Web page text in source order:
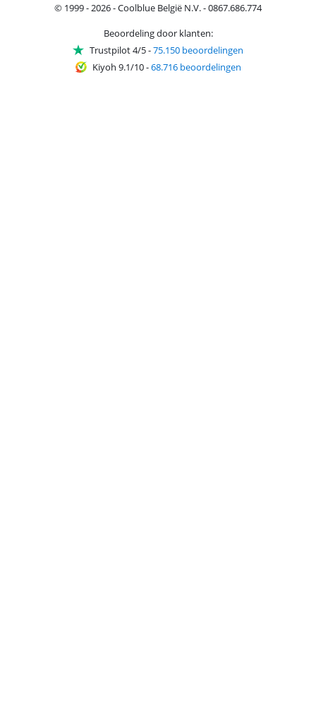
© 1999 - 2026 - Coolblue België N.V. - 0867.686.774
Beoordeling door klanten:
Trustpilot 4/5-75.150 beoordelingen
Kiyoh 9.1/10-68.716 beoordelingen